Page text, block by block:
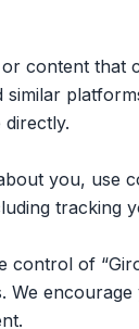
content
directly.
you, use
tracking
control of
We